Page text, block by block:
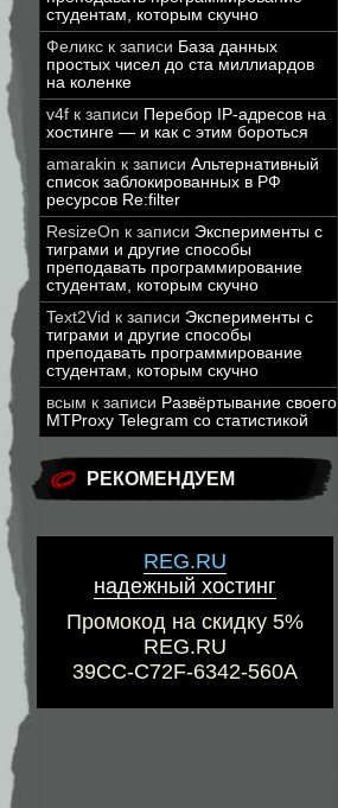
студентам, которым скучно
Феликс к записи База данных
простых чисел до ста миллиардов
на коленке
v4f к записи Перебор IP-адресов на
хостинге — и как с этим бороться
amarakin к записи Альтернативный
список заблокированных в РФ
ресурсов Re:filter
ResizeOn к записи Эксперименты с
тиграми и другие способы
преподавать программирование
студентам, которым скучно
Text2Vid к записи Эксперименты с
тиграми и другие способы
преподавать программирование
студентам, которым скучно
всым к записи Развёртывание своего
MTProxy Telegram со статистикой
РЕКОМЕНДУЕМ
REG.RU
надежный хостинг
Промокод на скидку 5%
REG.RU
39CC-C72F-6342-560A